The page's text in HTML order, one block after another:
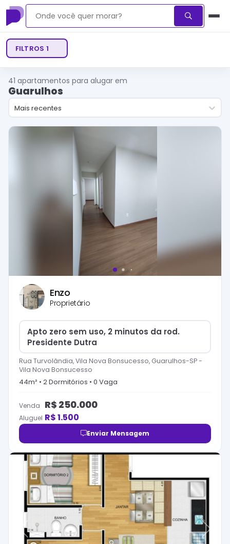
FILTROS 1
41 apartamentos para alugar em
Guarulhos
Mais recentes
Enzo
Proprietário
Apto zero sem uso, 2 minutos da rod.
Presidente Dutra
Rua Turvolândia, Vila Nova Bonsucesso, Guarulhos-SP-
Vila Nova Bonsucesso
44m² • 2Dormitórios • 0 Vaga
Venda R$ 250.000
Aluguel R$1.500
Enviar Mensagem